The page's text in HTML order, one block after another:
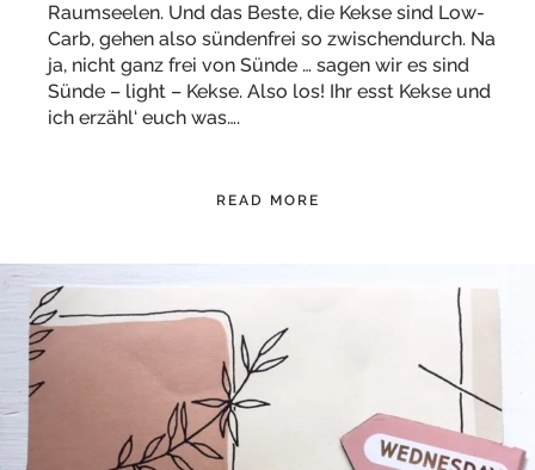
Raumseelen. Und das Beste, die Kekse sind Low-
Carb, gehen also sündenfrei so zwischendurch. Na
ja, nicht ganz frei von Sünde … sagen wir es sind
Sünde – light – Kekse. Also los! Ihr esst Kekse und
ich erzähl‘ euch was….
READ MORE